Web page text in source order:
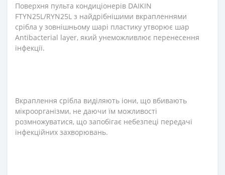
Поверхня пульта кондиціонерів DAIKIN
FTYN25L/RYN25L з найдрібнішими вкрапленнями
срібла у зовнішньому шарі пластику утворює шар
Antibacterial layer, який унеможливлює перенесення
інфекції.
Вкраплення срібла виділяють іони, що вбивають
мікроорганізми, не даючи їм можливості
розмножуватися, що запобігає небезпеці передачі
інфекційних захворювань.